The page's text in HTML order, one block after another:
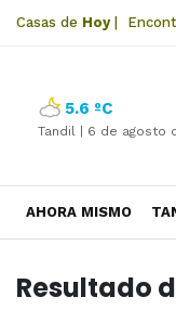
Casas de Hoy|
5.6 ºC
Tandil | 6 de agosto
AHORA MISMO
Resultado